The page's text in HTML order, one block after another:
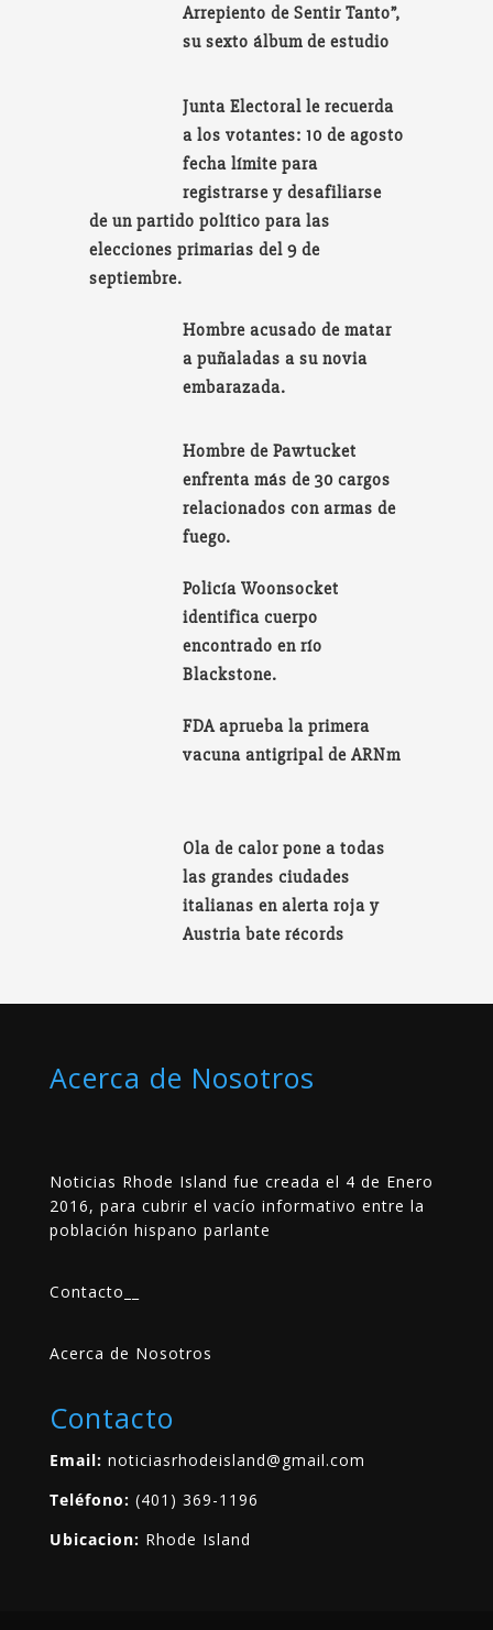
Arrepiento de Sentir Tanto”,
su sexto álbum de estudio
Junta Electoral le recuerda
a los votantes: 10 de agosto
fecha límite para
registrarse y desafiliarse
de un partido político para las
elecciones primarias del 9 de
septiembre.
Hombre acusado de matar
a puñaladas a su novia
embarazada.
Hombre de Pawtucket
enfrenta más de 30 cargos
relacionados con armas de
fuego.
Policía Woonsocket
identifica cuerpo
encontrado en río
Blackstone.
FDA aprueba la primera
vacuna antigripal de ARNm
Ola de calor pone a todas
las grandes ciudades
italianas en alerta roja y
Austria bate récords
Acerca de Nosotros
Noticias Rhode Island fue creada el 4 de Enero
2016, para cubrir el vacío informativo entre la
población hispano parlante
Contacto
Acerca de Nosotros
Contacto
Email: noticiasrhodeisland@gmail.com
Teléfono: (401) 369-1196
Ubicacion: Rhode Island